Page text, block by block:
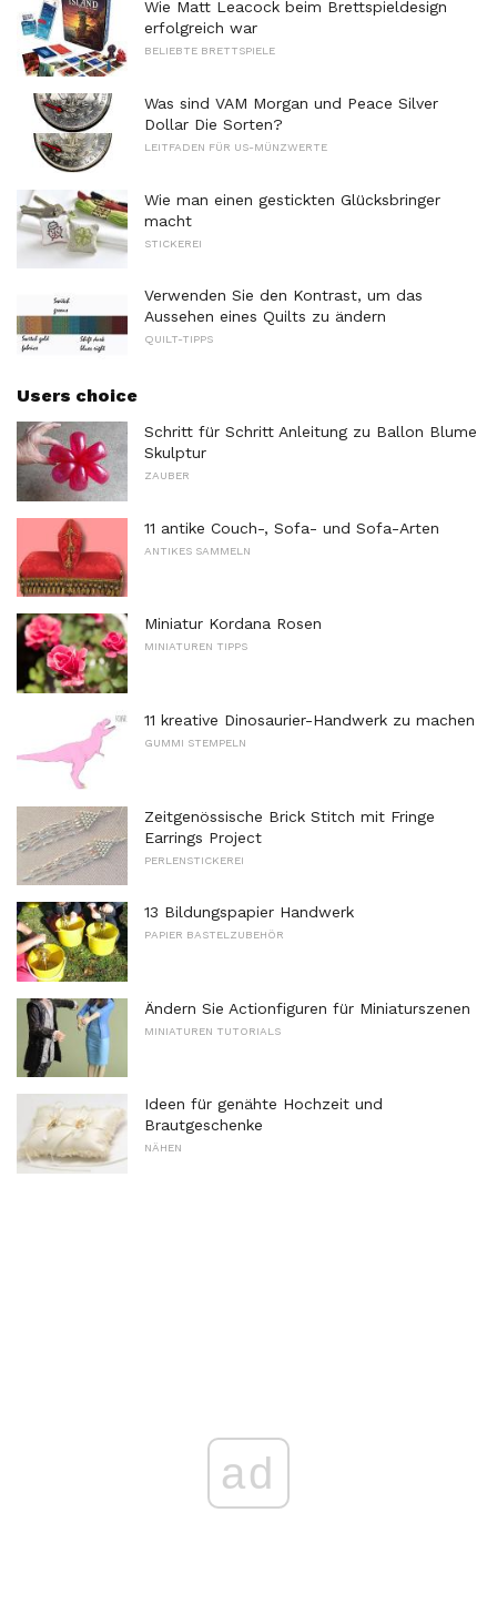
Wie Matt Leacock beim Brettspieldesign
erfolgreich war
BELIEBTE BRETTSPIELE
Was sind VAM Morgan und Peace Silver
Dollar Die Sorten?
LEITFADEN FÜR US-MÜNZWERTE
Wie man einen gestickten Glücksbringer
macht
STICKEREI
Verwenden Sie den Kontrast, um das
Aussehen eines Quilts zu ändern
QUILT-TIPPS
Users choice
Schritt für Schritt Anleitung zu Ballon Blume
Skulptur
ZAUBER
11 antike Couch-, Sofa- und Sofa-Arten
ANTIKES SAMMELN
Miniatur Kordana Rosen
MINIATUREN TIPPS
11 kreative Dinosaurier-Handwerk zu machen
GUMMI STEMPELN
Zeitgenössische Brick Stitch mit Fringe
Earrings Project
PERLENSTICKEREI
13 Bildungspapier Handwerk
PAPIER BASTELZUBEHÖR
Ändern Sie Actionfiguren für Miniaturszenen
MINIATUREN TUTORIALS
Ideen für genähte Hochzeit und
Brautgeschenke
NÄHEN
ad